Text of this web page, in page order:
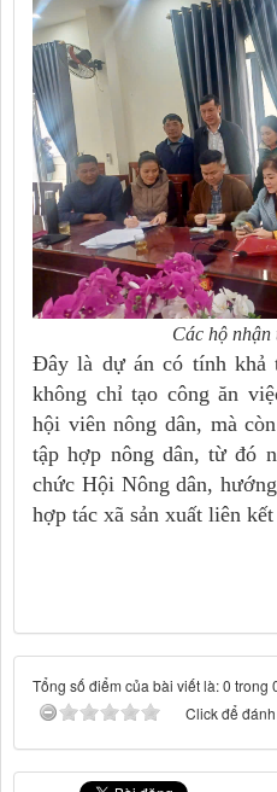
Các hộ nhận
Đây là dự án có tính khả
không chỉ tạo công ăn
hội viên nông dân, mà
tập hợp nông dân, từ đó
chức Hội Nông dân,
hợp tác xã sản xuất liên
Tổng số điểm của bài viết là: 0 trong
Click để